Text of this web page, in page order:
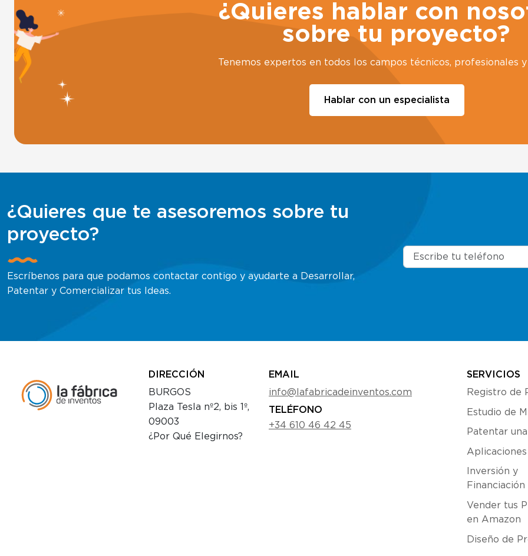
¿Quieres hablar con
sobre tu proyecto?
Tenemos expertos en todos los campos técnicos, profesionales
Hablar con un especialista
¿Quieres que te asesoremos sobre tu
proyecto?
Escríbenos para que podamos contactar contigo y ayudarte a Desarrollar,
Patentar y Comercializar tus Ideas.
DIRECCIÓN
BURGOS
Plaza Tesla nº2, bis 1º,
09003
¿Por Qué Elegirnos?
EMAIL
info@lafabricadeinventos.com
TELÉFONO
+34 610 46 42 45
SERVICIOS
Registro de
Estudio de
Patentar
Inversión y
Financiación
Vender tus
en Amazon
Diseño de